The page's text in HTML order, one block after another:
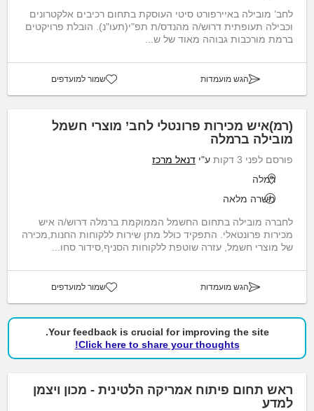
לחב’ מובילה באיירפורט סיטי העוסקת בתחום רכיבים אלקטרונים
וכבילה תעופתית דרוש/ה מהנדס/ת תפ"י(תעו"נ). הובלת פרויקטים
ברמת מורכבות גבוהה מאוד של ש...
הגש מועמדות שמור למועדפים
(רמ)איש מכירות פרונטלי לחב’ מוצרי חשמל
מובילה ברמלה
פורסם לפני 3 דקות ע"י דנאל מרכז
רמלה
משרה מלאה
לחברה מובילה בתחום החשמל הממוקמת ברמלה דרוש/ה איש
מכירות פרונטאלי. התפקיד כולל מתן שירות ללקוחות החנות,מכירה
של מוצרי חשמל, עזרה שוטפת ללקוחות הסניף,סידור סחו...
הגש מועמדות שמור למועדפים
Your feedback is crucial for improving the site.
Click here to share your thoughts!
ראש תחום פיתוח אמריקה הלטינית - מכון ויצמן
למדע